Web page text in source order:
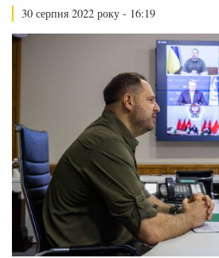
30 серпня 2022 року - 16:19